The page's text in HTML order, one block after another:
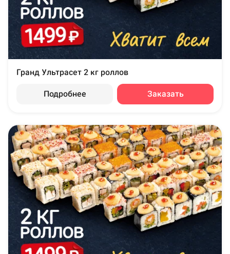
Гранд Ультрасет 2 кг роллов
Подробнее Заказать